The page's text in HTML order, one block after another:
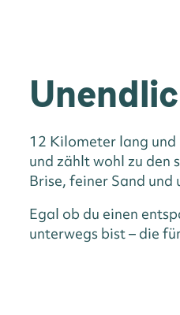
12 Kilometer lang
und zählt wohl zu den
Brise, feiner Sand und
Egal ob du einen
unterwegs bist – die